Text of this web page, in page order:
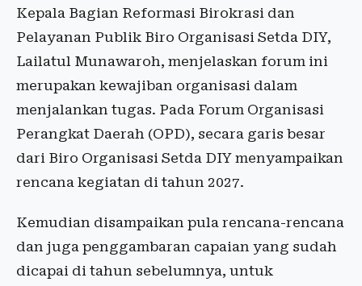
Kepala Bagian Reformasi Birokrasi dan
Pelayanan Publik Biro Organisasi Setda DIY,
Lailatul Munawaroh, menjelaskan forum ini
merupakan kewajiban organisasi dalam
menjalankan tugas. Pada Forum Organisasi
Perangkat Daerah (OPD), secara garis besar
dari Biro Organisasi Setda DIY menyampaikan
rencana kegiatan di tahun 2027.
Kemudian disampaikan pula rencana-rencana
dan juga penggambaran capaian yang sudah
dicapai di tahun sebelumnya, untuk